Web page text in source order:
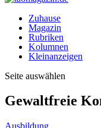
Zuhause
Magazin
Rubriken
Kolumnen
Kleinanzeigen
Seite auswählen
Gewaltfreie